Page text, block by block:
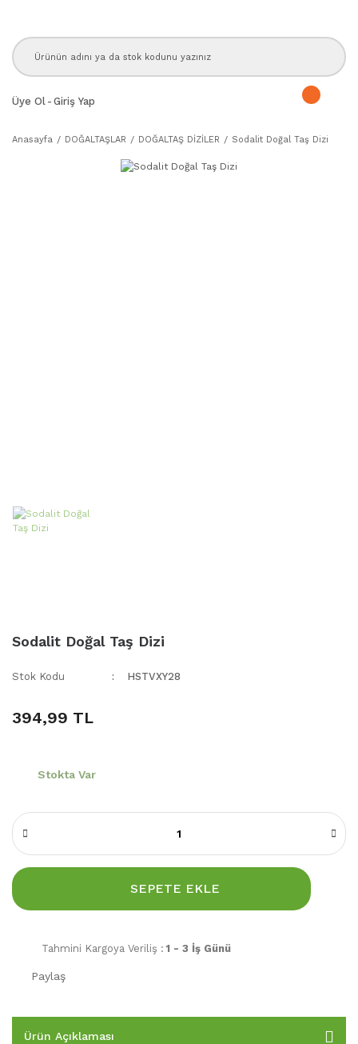
Üye Ol - Giriş Yap
Anasayfa DOĞALTAŞLAR DOĞALTAŞ DİZİLER Sodalit Doğal Taş Dizi
Sodalit Doğal Taş Dizi
Stok Kodu HSTVXY28
394,99 TL
Stokta Var
SEPETE EKLE
Tahmini Kargoya Veriliş : 1 - 3 İş Günü
Paylaş
Ürün Açıklaması